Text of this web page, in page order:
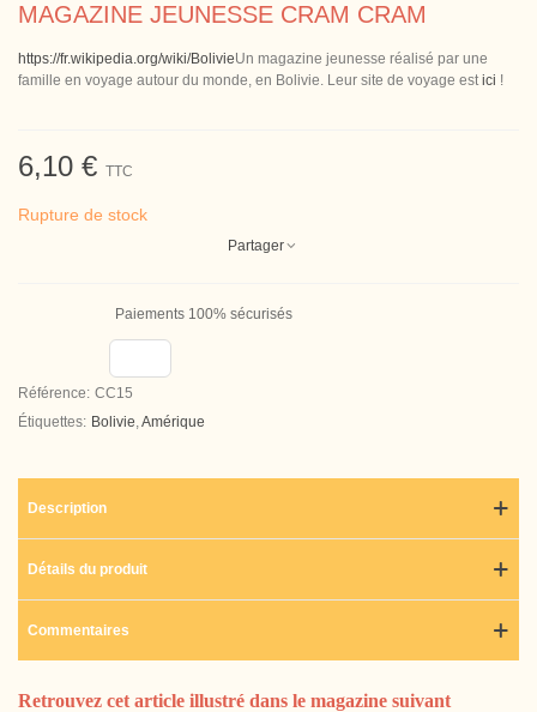
MAGAZINE JEUNESSE CRAM CRAM
https://fr.wikipedia.org/wiki/BolivieUn magazine jeunesse réalisé par une
famille en voyage autour du monde, en Bolivie. Leur site de voyage estici !
6,10 € TTC
Rupture de stock
Partager
Paiements 100% sécurisés
Référence: CC15
Étiquettes: Bolivie,Amérique
Description
Détails du produit
Commentaires
Retrouvez cet article illustré dans le magazine suivant